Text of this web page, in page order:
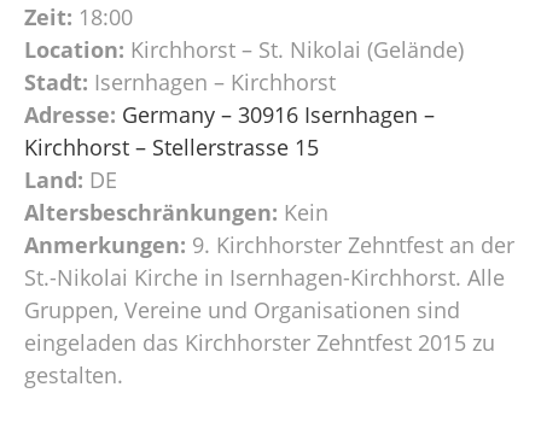
Zeit: 18:00
Location: Kirchhorst – St. Nikolai (Gelände)
Stadt: Isernhagen – Kirchhorst
Adresse: Germany – 30916 Isernhagen –
Kirchhorst – Stellerstrasse 15
Land: DE
Altersbeschränkungen: Kein
Anmerkungen: 9. Kirchhorster Zehntfest an der
St.-Nikolai Kirche in Isernhagen-Kirchhorst. Alle
Gruppen, Vereine und Organisationen sind
eingeladen das Kirchhorster Zehntfest 2015 zu
gestalten.